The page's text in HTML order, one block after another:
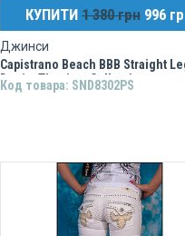
КУПИТИ 1 380 грн 996
Джинси
Capistrano Beach BBB Straight
Denim Titanium Collection
Код товара: SND8302PS